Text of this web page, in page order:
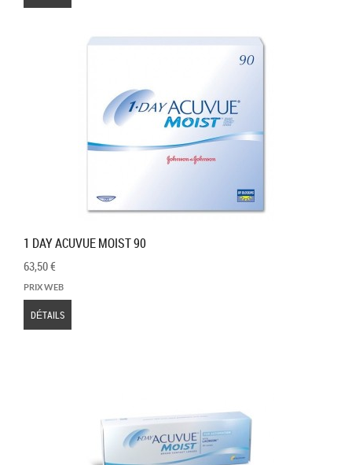
1 DAY ACUVUE MOIST 90
63,50 €
PRIX WEB
DÉTAILS